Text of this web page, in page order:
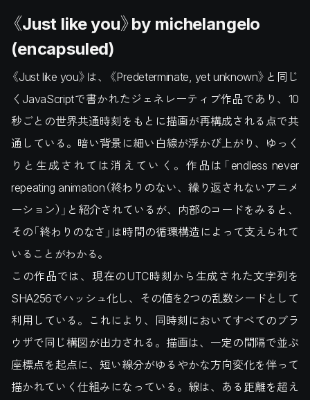
《Just like you》by michelangelo
(encapsuled)
《Just like you》は、《Predeterminate, yet unknown》と同じ
くJavaScriptで書かれたジェネレーティブ作品であり、10
秒ごとの世界共通時刻をもとに描画が再構成される点で共
通している。暗い背景に細い白線が浮かび上がり、ゆっく
りと生成されては消えていく。作品は「endless never
repeating animation（終わりのない、繰り返されないアニメ
ーション）」と紹介されているが、内部のコードをみると、
その「終わりのなさ」は時間の循環構造によって支えられて
いることがわかる。
この作品では、現在のUTC時刻から生成された文字列を
SHA256でハッシュ化し、その値を2つの乱数シードとして
利用している。これにより、同時刻においてすべてのブラ
ウザで同じ構図が出力される。描画は、一定の間隔で並ぶ
座標点を起点に、短い線分がゆるやかな方向変化を伴って
描かれていく仕組みになっている。線は、ある距離を超え